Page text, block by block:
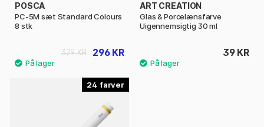
POSCA
PC-5M sæt Standard Colours
8 stk
296 KR
329 KR
ART CREATION
Glas & Porcelænsfarve
Uigennemsigtig 30 ml
39 KR
24